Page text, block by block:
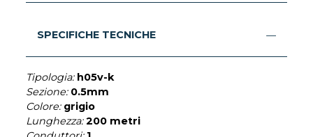
SPECIFICHE TECNICHE
Tipologia: h05v-k
Sezione: 0.5mm
Colore: grigio
Lunghezza: 200 metri